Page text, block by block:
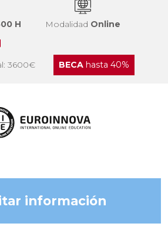
H Modalidad Online
3600€ BECAhasta 40%
información